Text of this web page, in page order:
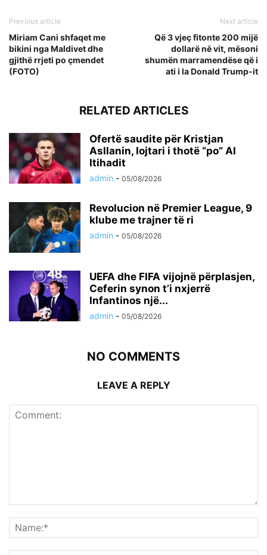
Previous article
Miriam Cani shfaqet me
bikini nga Maldivet dhe
gjithë rrjeti po çmendet
(FOTO)
Next article
Që 3 vjeç fitonte 200 mijë
dollarë në vit, mësoni
shumën marramendëse që i
ati i la Donald Trump-it
RELATED ARTICLES
Ofertë saudite për Kristjan
Asllanin, lojtari i thotë “po” Al
Itihadit
admin - 05/08/2026
Revolucion në Premier League, 9
klube me trajner të ri
admin - 05/08/2026
UEFA dhe FIFA vijojnë përplasjen,
Ceferin synon t’i nxjerrë
Infantinos një...
admin - 05/08/2026
NO COMMENTS
LEAVE A REPLY